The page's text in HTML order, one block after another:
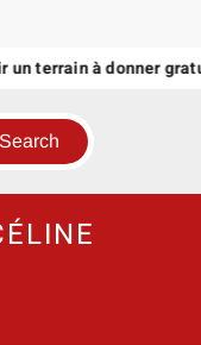
un terrain à donner